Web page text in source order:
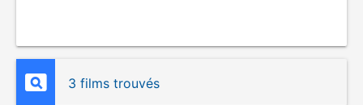
3 films trouvés